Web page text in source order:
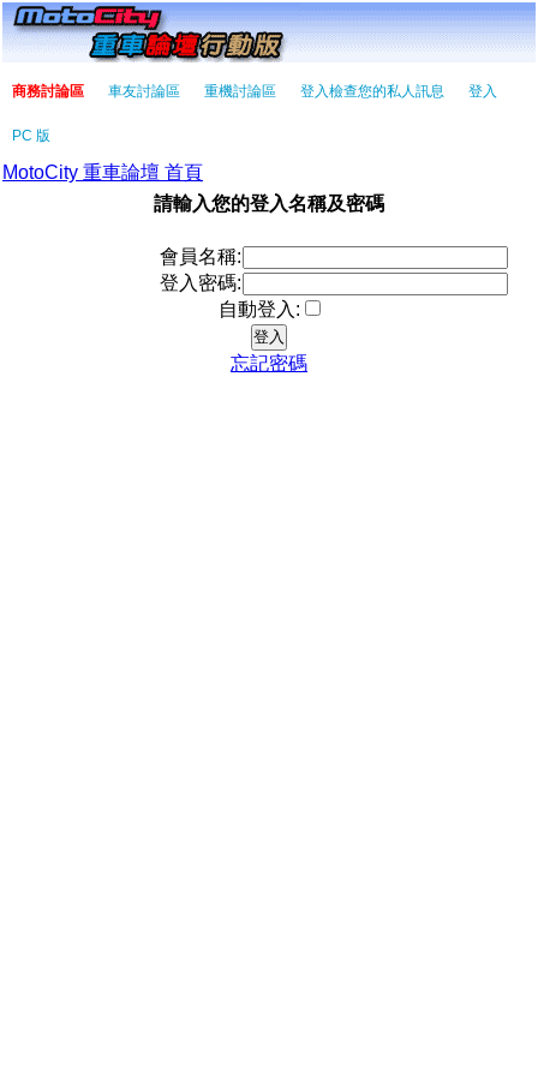
商務討論區 車友討論區 重機討論區 登入檢查您的私人訊息 登入
PC 版
MotoCity 重車論壇 首頁
請輸入您的登入名稱及密碼
會員名稱:
登入密碼:
自動登入:
忘記密碼